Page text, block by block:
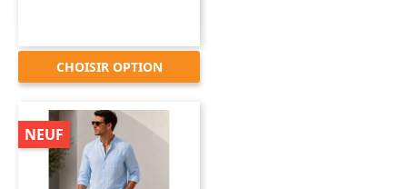
CHOISIR OPTION
NEUF